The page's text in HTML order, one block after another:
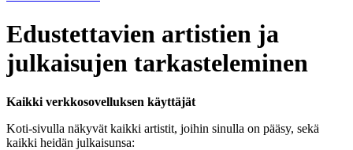
Edustettavien artistien ja
julkaisujen tarkasteleminen
Kaikki verkkosovelluksen käyttäjät
Koti-sivulla näkyvät kaikki artistit, joihin sinulla on pääsy, sekä
kaikki heidän julkaisunsa: